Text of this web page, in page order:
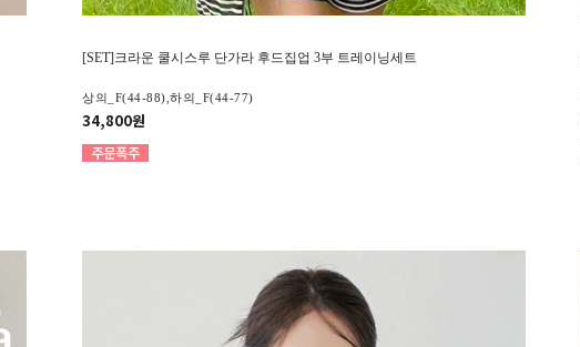
[SET]크라운 쿨시스루 단가라 후드집업 3부 트레이닝세트
상의_F(44-88),하의_F(44-77)
34,800원